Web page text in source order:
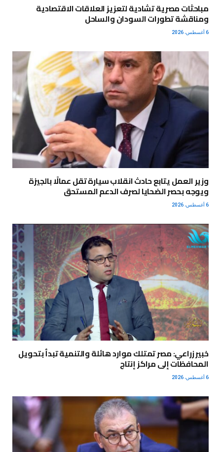
مباحثات مصرية تشادية لتعزيز العلاقات الاقتصادية
ومناقشة تطورات السودان والساحل
6 أغسطس، 2026
وزير العمل يتابع حادث انقلاب سيارة تقل عمالًا بالجيزة
ويوجه بحصر الضحايا لصرف الدعم المستحق
6 أغسطس، 2026
خبير زراعي: مصر تمتلك موارد هائلة والتنمية تبدأ بتحويل
المحافظات إلى مراكز إنتاج
6 أغسطس، 2026